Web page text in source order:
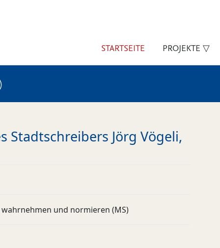
STARTSEITE PROJEKTE ▽
Stadtschreibers Jörg Vögeli,
und normieren (MS)